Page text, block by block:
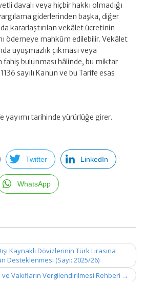
davalı veya hiçbir hakkı olmadığı
giderlerinden başka, diğer
kararlaştırılan vekâlet ücretinin
ödemeye mahkûm edilebilir. Vekâlet
uyuşmazlık çıkması veya
fahiş bulunması hâlinde, bu miktar
sayılı Kanun ve bu Tarife esas
yayımı tarihinde yürürlüğe girer.
Twitter LinkedIn
WhatsApp
Kaynaklı Dövizlerinin Türk Lirasına
Desteklenmesi (Sayı: 2025/26)
Vakıfların Vergilendirilmesi Rehberi →